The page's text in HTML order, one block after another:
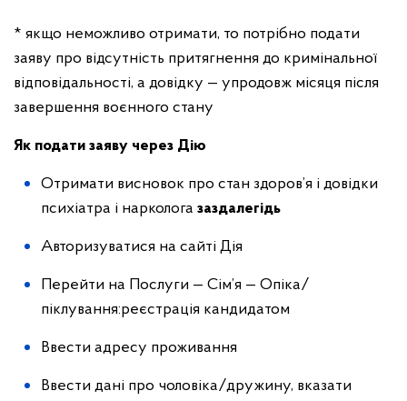
* якщо неможливо отримати, то потрібно подати
заяву про відсутність притягнення до кримінальної
відповідальності, а довідку — упродовж місяця після
завершення воєнного стану
Як подати заяву через Дію
Отримати висновок про стан здоров’я і довідки
психіатра і нарколога заздалегідь
Авторизуватися на сайті Дія
Перейти на Послуги — Сім’я — Опіка/
піклування:реєстрація кандидатом
Ввести адресу проживання
Ввести дані про чоловіка/дружину, вказати